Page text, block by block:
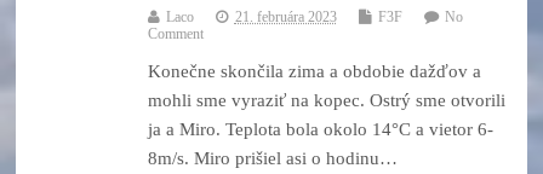
Laco 21. februára 2023 F3F
No
Comment
Konečne skončila zima a obdobie dažďov a
mohli sme vyraziť na kopec. Ostrý sme otvorili
ja a Miro. Teplota bola okolo 14°C a vietor 6-
8m/s. Miro prišiel asi o hodinu…